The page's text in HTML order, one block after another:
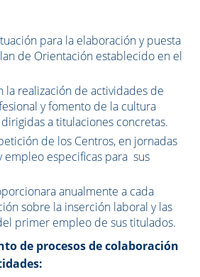
para la elaboración y puesta
de Orientación establecido en el
la realización de actividades de
y fomento de la cultura
a titulaciones concretas.
de los Centros, en jornadas
empleo especificas para sus
anualmente a cada
sobre la inserción laboral y las
primer empleo de sus titulados.
de procesos de colaboración